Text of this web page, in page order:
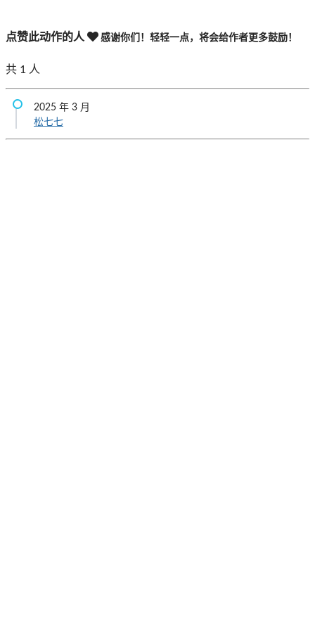
点赞此动作的人 感谢你们！轻轻一点，将会给作者更多鼓励！
共 1 人
2025 年 3 月
松七七